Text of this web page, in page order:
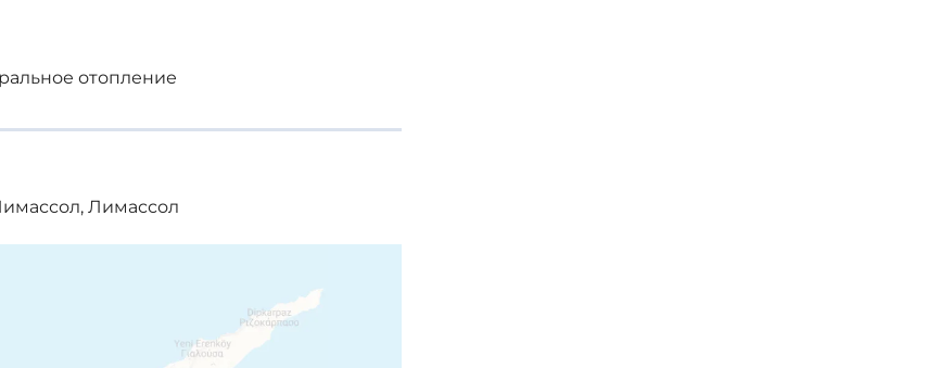
отопление
Лимассол